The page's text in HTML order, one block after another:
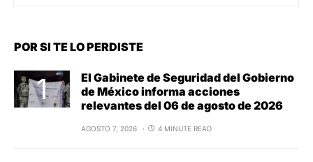
POR SI TE LO PERDISTE
El Gabinete de Seguridad del Gobierno
de México informa acciones
relevantes del 06 de agosto de 2026
AGOSTO 7, 2026 4 MINUTE READ